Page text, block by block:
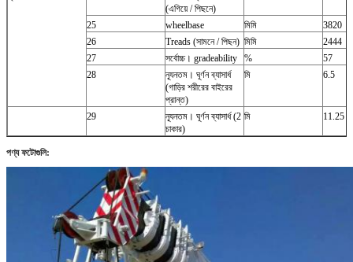
(এগিয়ে / পিছনে)
25 wheelbase মিমি
3820
26
Treads (সামনে / পিছন) মিমি
2444
27
সর্বোচ্চ। gradeability %
57
28
ন্যূনতম। ঘূর্ণন ব্যাসার্ধ
(গাড়ির শরীরের বাইরের
প্রান্ত)
মি 6.5
29 ন্যূনতম। ঘূর্ণন ব্যাসার্ধ (2
চাকার)
মি 11.25
পণ্য ফটোগুলি: